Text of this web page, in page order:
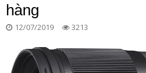
hàng
12/07/2019 3213